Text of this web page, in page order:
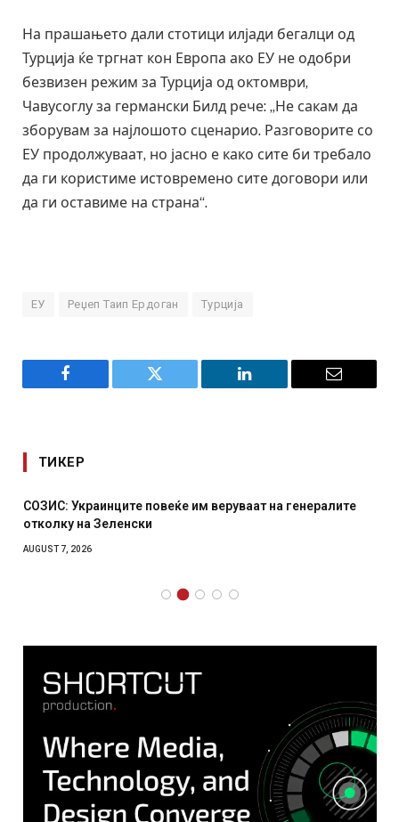
На прашањето дали стотици илјади бегалци од
Турција ќе тргнат кон Европа ако ЕУ не одобри
безвизен режим за Турција од октомври,
Чавусоглу за германски Билд рече: „Не сакам да
зборувам за најлошото сценарио. Разговорите со
ЕУ продолжуваат, но јасно е како сите би требало
да ги користиме истовремено сите договори или
да ги оставиме на страна“.
ЕУ Реџеп Таип Ердоган Турција
Facebook Twitter LinkedIn Email
ТИКЕР
СОЗИС: Украинците повеќе им веруваат на генералите
отколку на Зеленски
AUGUST 7, 2026